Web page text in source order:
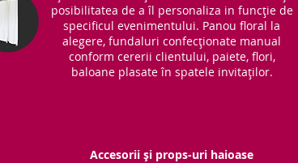
posibilitatea de a îl personaliza in funcție de
specificul evenimentului. Panou floral la
alegere, fundaluri confecționate manual
conform cererii clientului, paiete, flori,
baloane plasate în spatele invitaților.
Accesorii și props-uri haioase